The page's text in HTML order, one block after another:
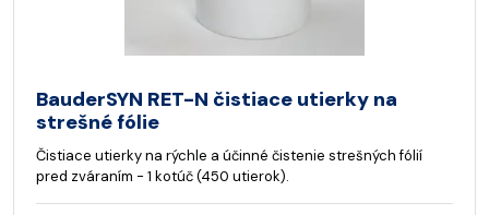
BauderSYN RET-N čistiace utierky na
strešné fólie
Čistiace utierky na rýchle a účinné čistenie strešných fólií
pred zváraním - 1 kotúč (450 utierok).